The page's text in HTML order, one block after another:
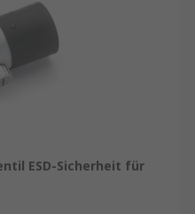
ESD-Sicherheit für